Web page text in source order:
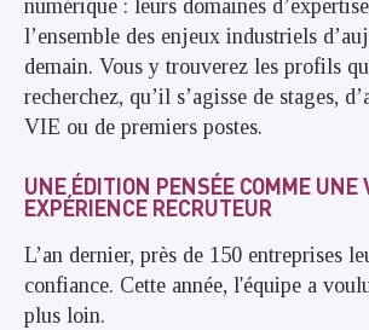
numérique : leurs domaines
l’ensemble des enjeux industriels
demain. Vous y trouverez les profils
recherchez, qu’il s’agisse de stages,
VIE ou de premiers postes.
UNE ÉDITION PENSÉE COMME UNE
EXPÉRIENCE RECRUTEUR
L’an dernier, près de 150 entreprises
confiance. Cette année, l'équipe a
plus loin.